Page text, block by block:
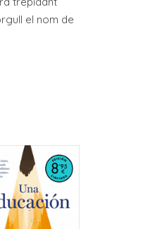
el nom de